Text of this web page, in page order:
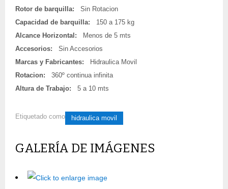
Rotor de barquilla:
Sin Rotacion
Capacidad de barquilla:
150 a 175 kg
Alcance Horizontal:
Menos de 5 mts
Accesorios:
Sin Accesorios
Marcas y Fabricantes:
Hidraulica Movil
Rotacion:
360º continua infinita
Altura de Trabajo:
5 a 10 mts
Etiquetado como hidraulica movil
GALERÍA DE IMÁGENES